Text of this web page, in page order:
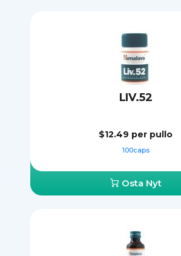
LIV.52
$12.49 per pullo
100caps
Osta Nyt